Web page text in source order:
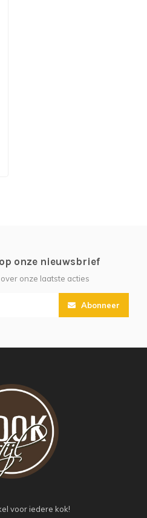
onze nieuwsbrief
onze laatste acties
Abonneer
voor iedere kok!